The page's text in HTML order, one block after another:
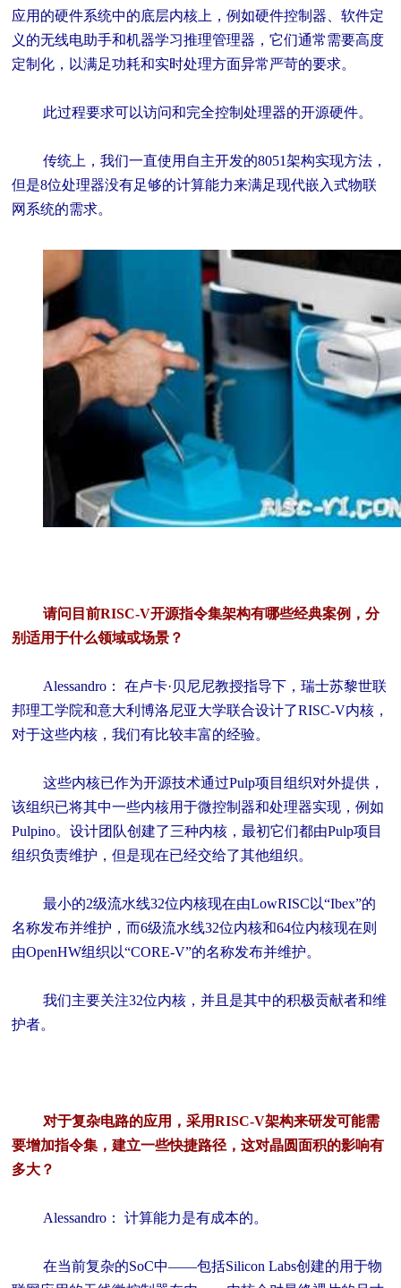
应用的硬件系统中的底层内核上，例如硬件控制器、软件定
义的无线电助手和机器学习推理管理器，它们通常需要高度
定制化，以满足功耗和实时处理方面异常严苛的要求。
此过程要求可以访问和完全控制处理器的开源硬件。
传统上，我们一直使用自主开发的8051架构实现方法，
但是8位处理器没有足够的计算能力来满足现代嵌入式物联
网系统的需求。
请问目前RISC-V开源指令集架构有哪些经典案例，分
别适用于什么领域或场景？
Alessandro： 在卢卡·贝尼尼教授指导下，瑞士苏黎世联
邦理工学院和意大利博洛尼亚大学联合设计了RISC-V内核，
对于这些内核，我们有比较丰富的经验。
这些内核已作为开源技术通过Pulp项目组织对外提供，
该组织已将其中一些内核用于微控制器和处理器实现，例如
Pulpino。设计团队创建了三种内核，最初它们都由Pulp项目
组织负责维护，但是现在已经交给了其他组织。
最小的2级流水线32位内核现在由LowRISC以“Ibex”的
名称发布并维护，而6级流水线32位内核和64位内核现在则
由OpenHW组织以“CORE-V”的名称发布并维护。
我们主要关注32位内核，并且是其中的积极贡献者和维
护者。
对于复杂电路的应用，采用RISC-V架构来研发可能需
要增加指令集，建立一些快捷路径，这对晶圆面积的影响有
多大？
Alessandro： 计算能力是有成本的。
在当前复杂的SoC中——包括Silicon Labs创建的用于物